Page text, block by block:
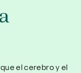
el cerebro y el